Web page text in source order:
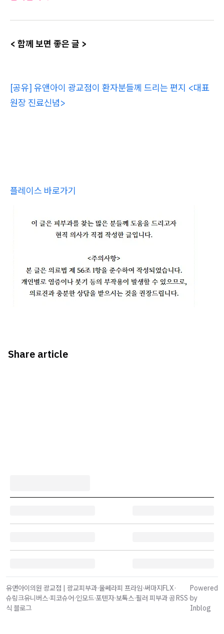
< 함께 보면 좋은 글 >
[공유] 유앤아이 광교점이 환자분들께 드리는 편지 <대표
원장 진료신념>
플레이스 바로가기
Share article
유앤아이의원 광교점 | 광교피부과·울쎄라피 프라임·써마지FLX·
슈링크유니버스·피코슈어·인모드·포텐자·보톡스·필러 피부과 공
식 블로그
RSS·
Powered
by
Inblog